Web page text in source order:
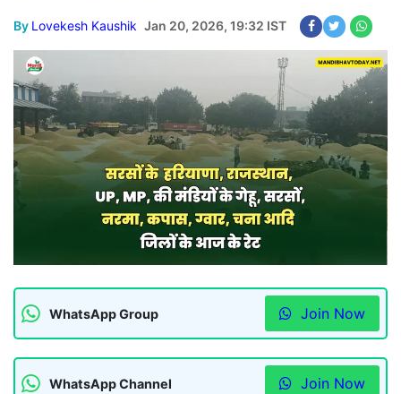
By Lovekesh Kaushik Jan 20, 2026, 19:32 IST
WhatsApp Group Join Now
WhatsApp Channel Join Now